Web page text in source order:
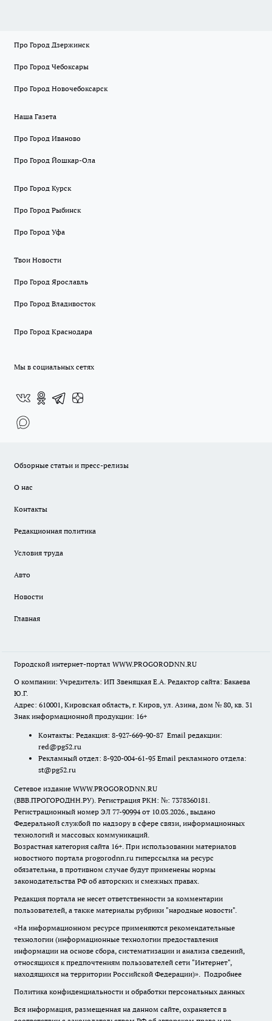
Про Город Дзержинск
Про Город Чебоксары
Про Город Новочебоксарск
Наша Газета
Про Город Иваново
Про Город Йошкар-Ола
Про Город Курск
Про Город Рыбинск
Про Город Уфа
Твои Новости
Про Город Ярославль
Про Город Владивосток
Про Город Краснодара
Мы в социальных сетях
Обзорные статьи и пресс-релизы
О нас
Контакты
Редакционная политика
Условия труда
Авто
Новости
Главная
Городской интернет-портал WWW.PROGORODNN.RU
О компании: Учредитель: ИП Звеняцкая Е.А. Редактор сайта: Бакаева
Ю.Г.
Адрес: 610001, Кировская область, г. Киров, ул. Азина, дом № 80, кв. 31
Знак информационной продукции: 16+
Контакты: Редакция: 8-927-669-90-87 Email редакции:
red@pg52.ru
Рекламный отдел: 8-920-004-61-95 Email рекламного отдела:
st@pg52.ru
Сетевое издание WWW.PROGORODNN.RU
(ВВВ.ПРОГОРОДНН.РУ). Регистрация РКН: №: 7378360181.
Регистрационный номер ЭЛ 77-90994 от 10.03.2026., выдано
Федеральной службой по надзору в сфере связи, информационных
технологий и массовых коммуникаций.
Возрастная категория сайта 16+. При использовании материалов
новостного портала progorodnn.ru гиперссылка на ресурс
обязательна, в противном случае будут применены нормы
законодательства РФ об авторских и смежных правах.
Редакция портала не несет ответственности за комментарии
пользователей, а также материалы рубрики "народные новости".
«На информационном ресурсе применяются рекомендательные
технологии (информационные технологии предоставления
информации на основе сбора, систематизации и анализа сведений,
относящихся к предпочтениям пользователей сети "Интернет",
находящихся на территории Российской Федерации)». Подробнее
Политика конфиденциальности и обработки персональных данных
Вся информация, размещенная на данном сайте, охраняется в